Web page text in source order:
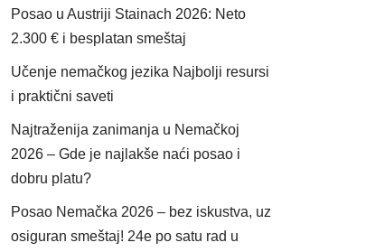
Posao u Austriji Stainach 2026: Neto
2.300 € i besplatan smeštaj
Učenje nemačkog jezika Najbolji resursi
i praktični saveti
Najtraženija zanimanja u Nemačkoj
2026 – Gde je najlakše naći posao i
dobru platu?
Posao Nemačka 2026 – bez iskustva, uz
osiguran smeštaj! 24e po satu rad u